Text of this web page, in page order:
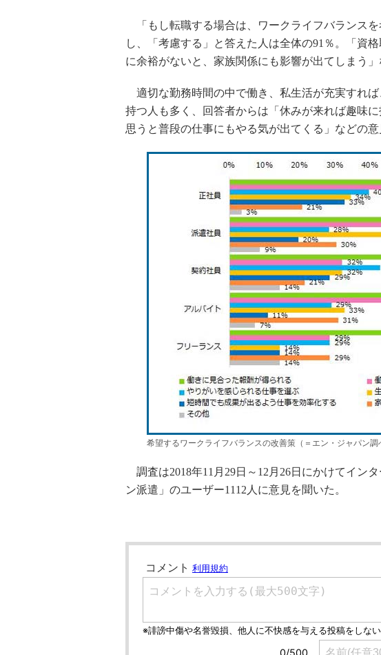
「もし転職する場合は、ワークライフバランス
し、「考慮する」と答えた人は全体の91％。「資
に余裕がないと、家族関係にも影響が出てしまう」
適切な勤務時間の中で働き、私生活が充実すれ
持つ人も多く、回答者からは「休みが来れば趣味
思うと普段の仕事にもやる気が出てくる」などの意
希望するワークライフバランスの改善策（＝エン・ジャパン調
調査は2018年11月29日～12月26日にかけてイン
ン派遣」のユーザー1112人に意見を聞いた。